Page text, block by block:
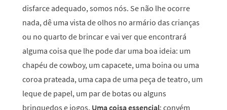
disfarce adequado, somos nós. Se não lhe ocorre
nada, dê uma vista de olhos no armário das crianças
ou no quarto de brincar e vai ver que encontrará
alguma coisa que lhe pode dar uma boa ideia: um
chapéu de cowboy, um capacete, uma boina ou uma
coroa prateada, uma capa de uma peça de teatro, um
leque de papel, um par de botas ou alguns
brinquedos e jogos. Uma coisa essencial: convém